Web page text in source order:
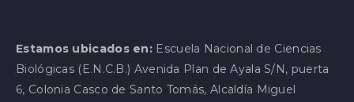
Estamos ubicados en: Escuela Nacional de Ciencias
Biológicas (E.N.C.B.) Avenida Plan de Ayala S/N, puerta
6, Colonia Casco de Santo Tomás, Alcaldía Miguel